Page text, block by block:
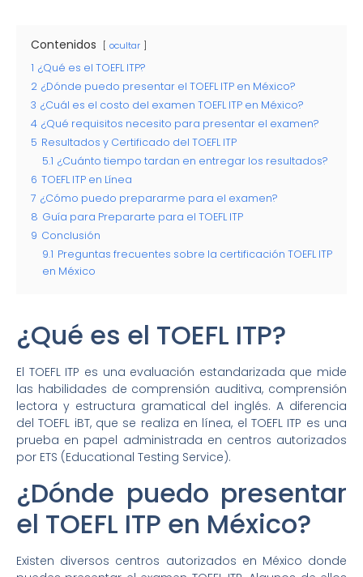
Contenidos ocultar
1 ¿Qué es el TOEFL ITP?
2 ¿Dónde puedo presentar el TOEFL ITP en México?
3 ¿Cuál es el costo del examen TOEFL ITP en México?
4 ¿Qué requisitos necesito para presentar el examen?
5 Resultados y Certificado del TOEFL ITP
5.1 ¿Cuánto tiempo tardan en entregar los resultados?
6 TOEFL ITP en Línea
7 ¿Cómo puedo prepararme para el examen?
8 Guía para Prepararte para el TOEFL ITP
9 Conclusión
9.1 Preguntas frecuentes sobre la certificación TOEFL ITP
en México
¿Qué es el TOEFL ITP?
El TOEFL ITP es una evaluación estandarizada que mide
las habilidades de comprensión auditiva, comprensión
lectora y estructura gramatical del inglés. A diferencia
del TOEFL iBT, que se realiza en línea, el TOEFL ITP es una
prueba en papel administrada en centros autorizados
por ETS (Educational Testing Service).
¿Dónde puedo presentar
el TOEFL ITP en México?
Existen diversos centros autorizados en México donde